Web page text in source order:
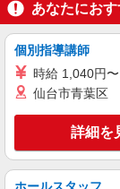
キー
派遣社員
株式会社kotrio /
あなたにお
個別指導講師
時給 1,040円
仙台市青葉区
詳細を